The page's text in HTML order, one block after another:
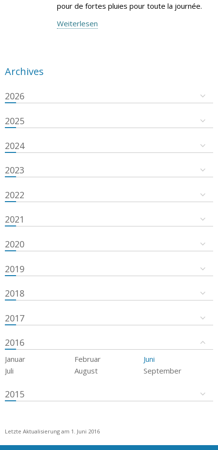
pour de fortes pluies pour toute la journée.
Weiterlesen
Archives
2026
2025
2024
2023
2022
2021
2020
2019
2018
2017
2016
Januar Februar
Juni
Juli
August September
2015
Letzte Aktualisierung am 1. Juni 2016